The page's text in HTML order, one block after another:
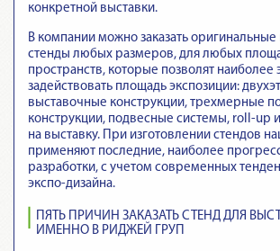
конкретной выставки.
В компании можно заказать
стенды любых размеров, для любых
пространств, которые позволят наиболее
задействовать площадь экспозиции:
выставочные конструкции, трехмерные
конструкции, подвесные системы, roll-up
на выставку. При изготовлении стендов
применяют последние, наиболее
разработки, с учетом современных
экспо-дизайна.
ПЯТЬ ПРИЧИН ЗАКАЗАТЬ СТЕНД ДЛЯ
ИМЕННО В РИДЖЕЙ ГРУП